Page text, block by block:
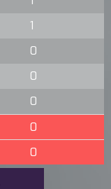
1
0
0
0
0
0